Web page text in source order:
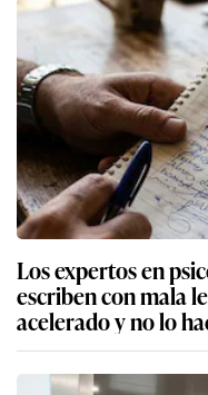
Los expertos en
escriben con mala
acelerado y no lo